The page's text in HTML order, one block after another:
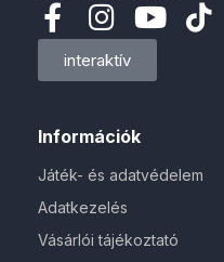
Információk
Játék- és adatvédelem
Adatkezelés
Vásárlói tájékoztató
interaktív